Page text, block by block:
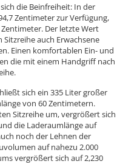
die Beinfreiheit: In der
Zentimeter zur Verfügung,
Der letzte Wert
auch Erwachsene
Einen komfortablen Ein- und
die mit einem Handgriff nach
sich ein 335 Liter großer
von 60 Zentimetern.
Sitzreihe um, vergrößert sich
die Laderaumlänge auf
noch der Lehnen der
auf nahezu 2.000
vergrößert sich auf 2,230